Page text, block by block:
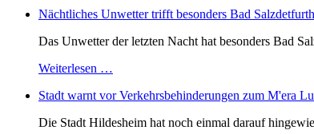
Nächtliches Unwetter trifft besonders Bad Salzdetfurth
Das Unwetter der letzten Nacht hat besonders Bad
Weiterlesen …
Stadt warnt vor Verkehrsbehinderungen zum M'era
Die Stadt Hildesheim hat noch einmal darauf